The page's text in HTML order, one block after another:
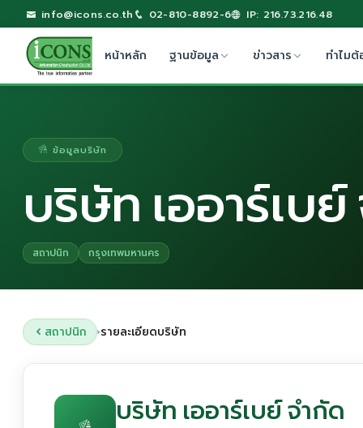
info@icons.co.th 02-810-8892-6 IP: 216.73.216.48
หน้าหลัก ฐานข้อมูล ข่าวสาร ทำไมต้
ข้อมูลบริษัท
บริษัท เออาร์เบ
สถาปนิก กรุงเทพมหานคร
สถาปนิก ›รายละเอียดบริษัท
บริษัท เออาร์เบย์ จำกัด